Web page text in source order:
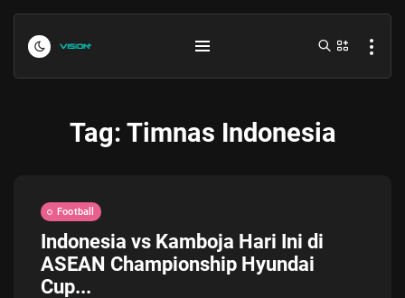
Indonesia vs Kamboja Hari Ini...
Tag: Timnas Indonesia
Football
Indonesia vs Kamboja Hari Ini di
ASEAN Championship Hyundai
Cup...